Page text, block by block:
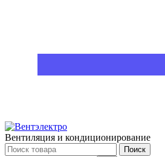
Вентиляция и кондиционирование
Поиск